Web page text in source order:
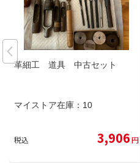
革細工 道具 中古セット
マイストア在庫： 10
税込 3,906円